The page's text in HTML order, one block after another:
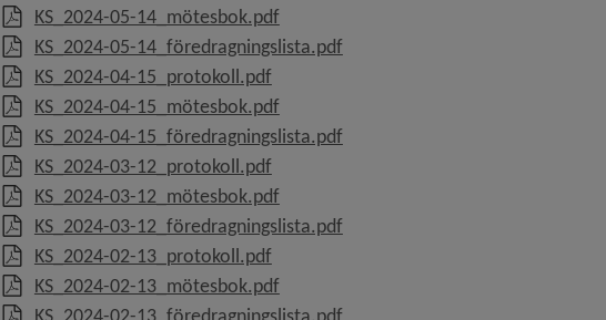
KS_2024-05-14_mötesbok.pdf, 95.1 MB, öppnas i nytt fönster.
KS_2024-05-14_föredragningslista.pdf, 105 kB, öppnas i nytt fönster.
KS_2024-04-15_protokoll.pdf, 373.8 kB, öppnas i nytt fönster.
KS_2024-04-15_mötesbok.pdf, 150.2 MB, öppnas i nytt fönster.
KS_2024-04-15_föredragningslista.pdf, 152.8 kB, öppnas i nytt fönster.
KS_2024-03-12_protokoll.pdf, 337.2 kB, öppnas i nytt fönster.
KS_2024-03-12_mötesbok.pdf, 31.9 MB, öppnas i nytt fönster.
KS_2024-03-12_föredragningslista.pdf, 102.5 kB, öppnas i nytt fönster.
KS_2024-02-13_protokoll.pdf, 298.1 kB, öppnas i nytt fönster.
KS_2024-02-13_mötesbok.pdf, 39.5 MB, öppnas i nytt fönster.
, 106.8 kB, öppnas i nytt fönster.